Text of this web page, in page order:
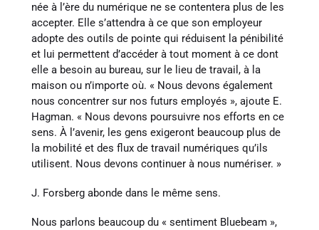
née à l’ère du numérique ne se contentera plus de les
accepter. Elle s’attendra à ce que son employeur
adopte des outils de pointe qui réduisent la pénibilité
et lui permettent d’accéder à tout moment à ce dont
elle a besoin au bureau, sur le lieu de travail, à la
maison ou n’importe où. « Nous devons également
nous concentrer sur nos futurs employés », ajoute E.
Hagman. « Nous devons poursuivre nos efforts en ce
sens. À l’avenir, les gens exigeront beaucoup plus de
la mobilité et des flux de travail numériques qu’ils
utilisent. Nous devons continuer à nous numériser. »
J. Forsberg abonde dans le même sens.
Nous parlons beaucoup du « sentiment Bluebeam »,